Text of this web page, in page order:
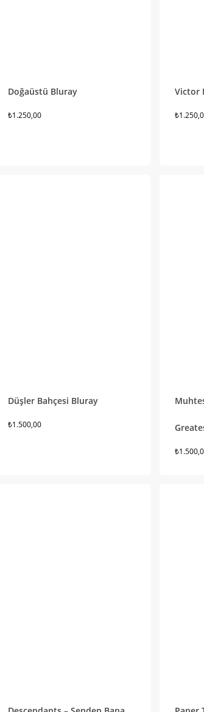
Doğaüstü Bluray
₺1.250,00
Victor
₺
Düşler Bahçesi Bluray
₺1.500,00
₺